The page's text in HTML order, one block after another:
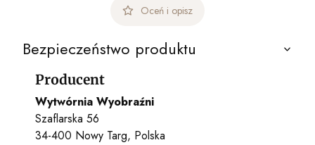
Oceń i opisz
Bezpieczeństwo produktu
Producent
Wytwórnia Wyobraźni
Szaflarska 56
34-400 Nowy Targ, Polska